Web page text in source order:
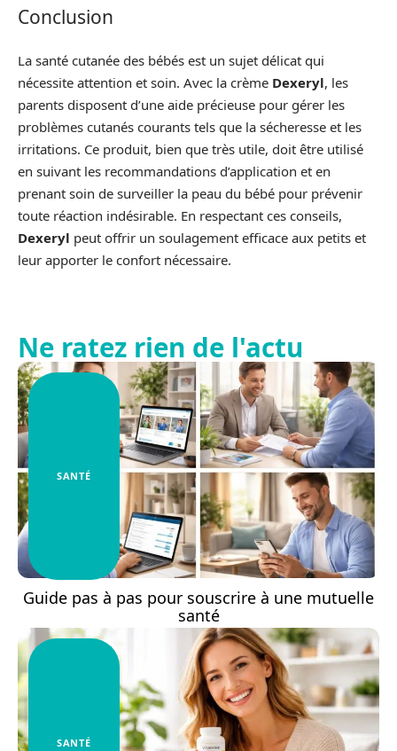
Conclusion
La santé cutanée des bébés est un sujet délicat qui
nécessite attention et soin. Avec la crème Dexeryl, les
parents disposent d’une aide précieuse pour gérer les
problèmes cutanés courants tels que la sécheresse et les
irritations. Ce produit, bien que très utile, doit être utilisé
en suivant les recommandations d’application et en
prenant soin de surveiller la peau du bébé pour prévenir
toute réaction indésirable. En respectant ces conseils,
Dexeryl peut offrir un soulagement efficace aux petits et
leur apporter le confort nécessaire.
Ne ratez rien de l'actu
SANTÉ
Guide pas à pas pour souscrire à une mutuelle
santé
SANTÉ